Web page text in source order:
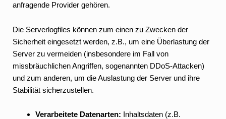
anfragende Provider gehören.
Die Serverlogfiles können zum einen zu Zwecken der
Sicherheit eingesetzt werden, z.B., um eine Überlastung der
Server zu vermeiden (insbesondere im Fall von
missbräuchlichen Angriffen, sogenannten DDoS-Attacken)
und zum anderen, um die Auslastung der Server und ihre
Stabilität sicherzustellen.
Verarbeitete Datenarten: Inhaltsdaten (z.B.